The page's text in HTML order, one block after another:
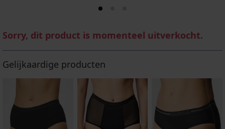
Sorry, dit product is momenteel uitverkocht.
Gelijkaardige producten